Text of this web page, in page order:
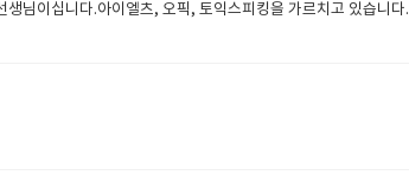
님이십니다.아이엘츠, 오픽, 토익스피킹을 가르치고 있습니다.